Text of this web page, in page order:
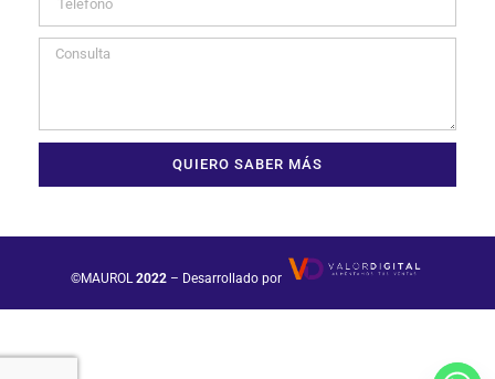
QUIERO SABER MÁS
©MAUROL 2022 – Desarrollado por